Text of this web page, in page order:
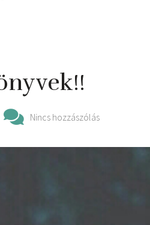
Nincs hozzászólás